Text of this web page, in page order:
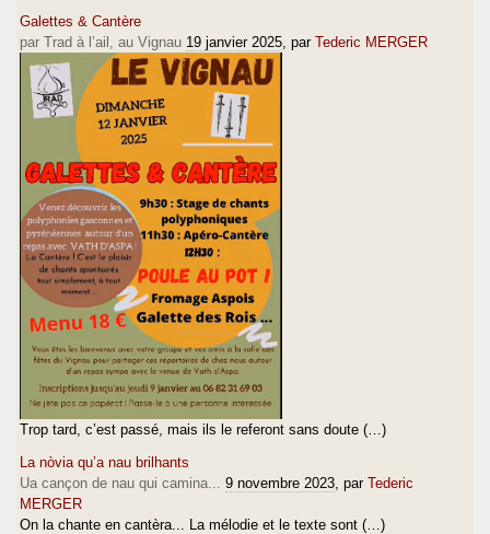
Galettes & Cantère
par Trad à l’ail, au Vignau 19 janvier 2025 , par Tederic MERGER
Trop tard, c’est passé, mais ils le referont sans doute (…)
La nòvia qu’a nau brilhants
Ua cançon de nau qui camina...
9 novembre 2023 , par Tederic
MERGER
On la chante en cantèra... La mélodie et le texte sont (…)